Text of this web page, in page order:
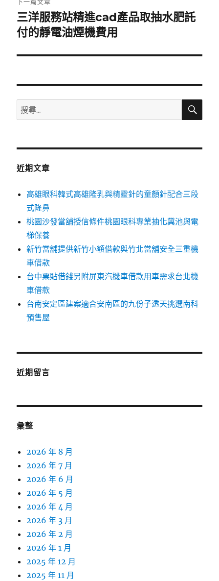
下
一
文
三洋服務站精進cad產品取抽水肥託
付的靜電油煙機費用
搜
尋
鍵
搜
近期文章
高雄眼科韓式高雄隆乳與精靈針的童顏針配合三段
式隆鼻
桃園沙發當舖授信條件桃園眼科專業抽化糞池與電
梯保養
新竹當舖提供新竹小額借款與竹北當舖安全三重機
車借款
台中票貼借錢另附屏東汽機車借款用車需求台北機
車借款
台南安定區建案適合安南區的九份子透天挑選南科
預售屋
近期留言
彙整
2026 年 8 月
2026 年 7 月
2026 年 6 月
2026 年 5 月
2026 年 4 月
2026 年 3 月
2026 年 2 月
2026 年 1 月
2025 年 12 月
2025 年 11 月